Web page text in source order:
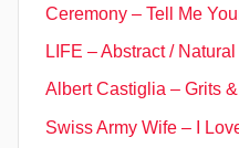
Ceremony – Tell Me
LIFE – Abstract / Natural
Albert Castiglia – Grits
Swiss Army Wife – I